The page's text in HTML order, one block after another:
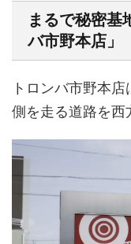
まるで秘密基
バ市野本店」
トロンバ市野本
側を走る道路を西